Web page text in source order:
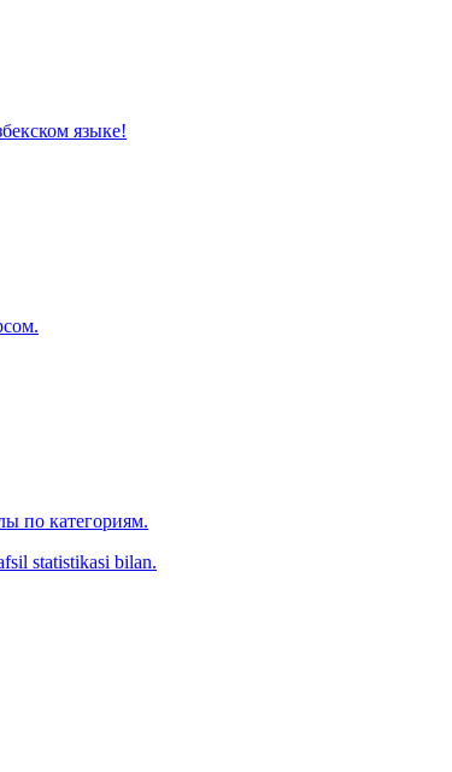
языке!
по категориям.
statistikasi bilan.